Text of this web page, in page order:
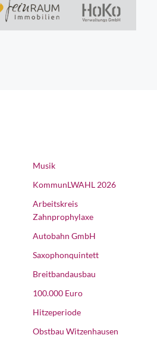
Musik
KommunLWAHL 2026
Arbeitskreis
Zahnprophylaxe
Autobahn GmbH
Saxophonquintett
Breitbandausbau
100.000 Euro
Hitzeperiode
Obstbau Witzenhausen